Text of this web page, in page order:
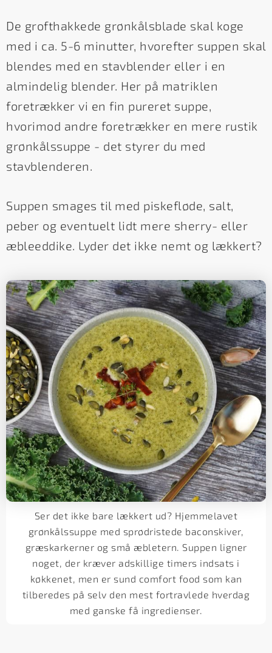
De grofthakkede grønkålsblade skal koge
med i ca. 5-6 minutter, hvorefter suppen skal
blendes med en stavblender eller i en
almindelig blender. Her på matriklen
foretrækker vi en fin pureret suppe,
hvorimod andre foretrækker en mere rustik
grønkålssuppe - det styrer du med
stavblenderen.
Suppen smages til med piskefløde, salt,
peber og eventuelt lidt mere sherry- eller
æbleeddike. Lyder det ikke nemt og lækkert?
Ser det ikke bare lækkert ud? Hjemmelavet
grønkålssuppe med sprødristede baconskiver,
græskarkerner og små æbletern. Suppen ligner
noget, der kræver adskillige timers indsats i
køkkenet, men er sund comfort food som kan
tilberedes på selv den mest fortravlede hverdag
med ganske få ingredienser.